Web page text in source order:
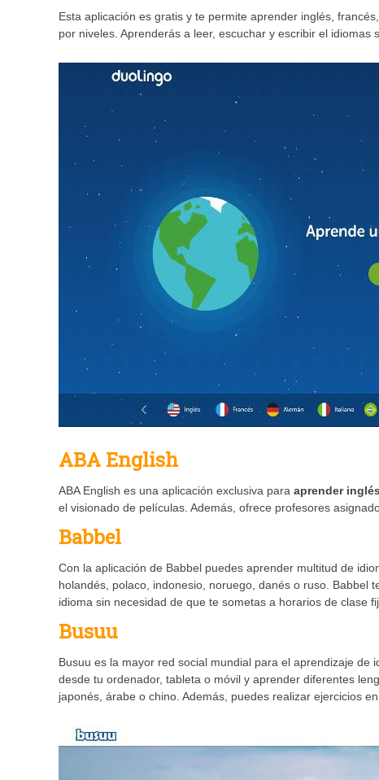
Esta aplicación es gratis y te permite aprender inglés,
por niveles. Aprenderás a leer, escuchar y escribir el
ABA English
ABA English es una aplicación exclusiva para aprender
el visionado de películas. Además, ofrece profesores
Babbel
Con la aplicación de Babbel puedes aprender multitud de
holandés, polaco, indonesio, noruego, danés o ruso. Babbel
idioma sin necesidad de que te sometas a horarios de clase
Busuu
Busuu es la mayor red social mundial para el aprendizaje
desde tu ordenador, tableta o móvil y aprender diferentes
japonés, árabe o chino. Además, puedes realizar ejercicios